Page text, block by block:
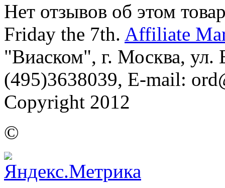
Нет отзывов об этом
Friday the 7th. Affiliate
"Виаском", г. Москва, ул.
(495)3638039, E-mail:
Copyright 2012
©